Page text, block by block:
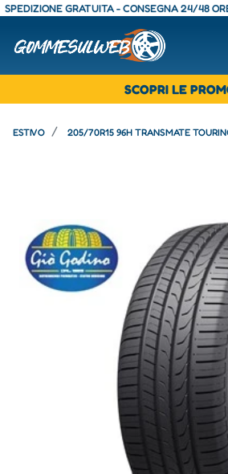
GRATUITA - CONSEGNA 24/48 ORE -
SCOPRI LE
ESTIVO 205/70R15 96H TRANSMATE